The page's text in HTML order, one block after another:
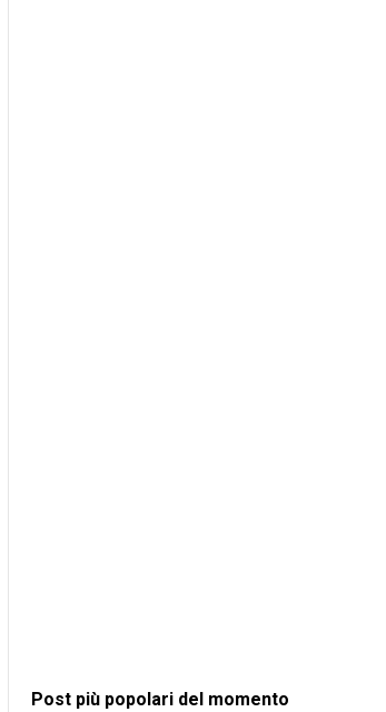
Post più popolari del momento